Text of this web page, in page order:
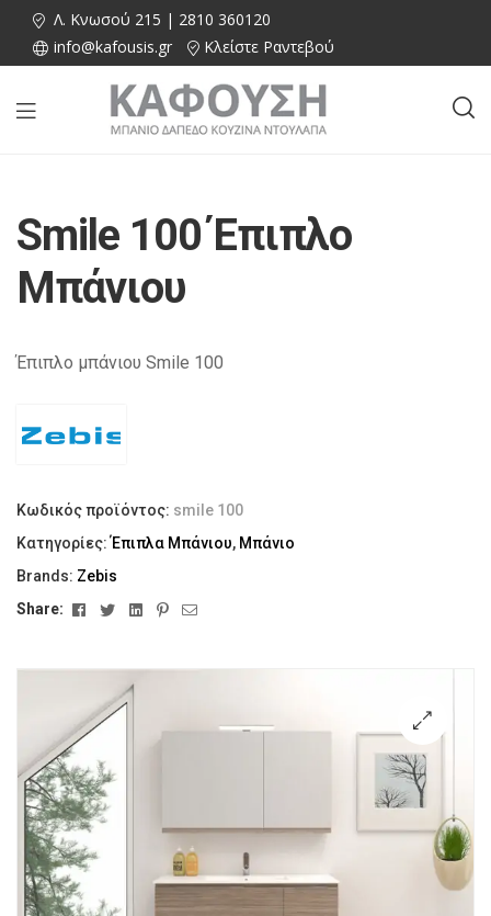
Λ. Κνωσού 215 | 2810 360120
info@kafousis.gr
Κλείστε Ραντεβού
🔍
Smile 100 Έπιπλο
Μπάνιου
Έπιπλο μπάνιου Smile 100
Κωδικός προϊόντος: smile 100
Κατηγορίες:Έπιπλα Μπάνιου, Μπάνιο
Brands: Zebis
Share:
FacebookTwitterLinkedinPinterest
Email